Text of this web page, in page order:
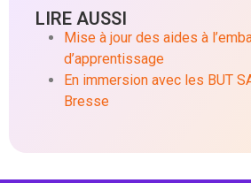
LIRE AUSSI
Mise à jour des aides à
d’apprentissage
En immersion avec les BUT
Bresse